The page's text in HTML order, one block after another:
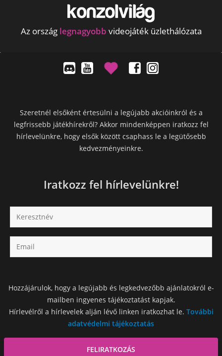
Az ország legnagyobb videojáték üzlethálózata
Szeretnél elsőként értesülni a legújabb akcióinkról és a
legfrissebb játékhírekről? Akkor mindenképpen iratkozz fel
hírlevelünkre, hogy elsők között csaphass le a legütősebb
kedvezményeinkre.
Iratkozz fel hírlevelünkre!
Hozzájárulok, hogy a legújabb és legkedvezőbb ajánlatokról e-
mailben ingyenes tájékoztatást kapjak.
Hírlevélről a hírlevelek alján lévő linken iratkozhat le. További
adatvédelmi tájékoztatás